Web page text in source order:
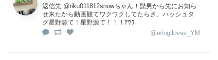
返信先:@riku011812snowちゃん！髭男から先にお知ら
せ来たから動画観てワクワクしてたらさ、ハッシュタ
グ星野源て！星野源て！！！ｱﾜﾜ
@eringiloves_YM